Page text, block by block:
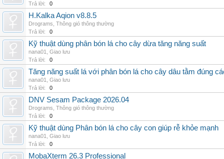
Trả lời:
0
H.Kalka Aqion v8.8.5
Drograms Thông gió thông thường
Trả lời:
0
Kỹ thuật dùng phân bón lá cho cây dừa tăng năng suất
nana01
Giao lưu
Trả lời:
0
Tăng năng suất lá với phân bón lá cho cây dâu tằm đúng
nana01
Giao lưu
Trả lời:
0
DNV Sesam Package 2026.04
Drograms Thông gió thông thường
Trả lời:
0
Kỹ thuật dùng Phân bón lá cho cây con giúp rễ khỏe mạnh
nana01
Giao lưu
Trả lời:
0
MobaXterm 26.3 Professional